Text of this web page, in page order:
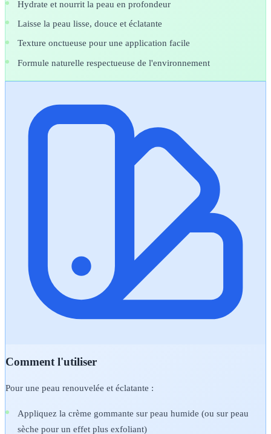
Hydrate et nourrit la peau en profondeur
Laisse la peau lisse, douce et éclatante
Texture onctueuse pour une application facile
Formule naturelle respectueuse de l'environnement
Comment l'utiliser
Pour une peau renouvelée et éclatante :
Appliquez la crème gommante sur peau humide (ou sur peau
sèche pour un effet plus exfoliant)